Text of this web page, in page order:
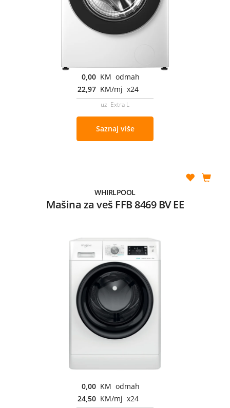
0,00 KM odmah
22,97 KM/mj x24
uz Extra L
Saznaj više
WHIRLPOOL
Mašina za veš FFB 8469 BV EE
0,00 KM odmah
24,50 KM/mj x24